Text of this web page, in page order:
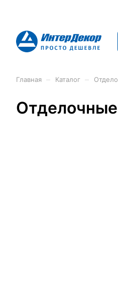
Главная Каталог